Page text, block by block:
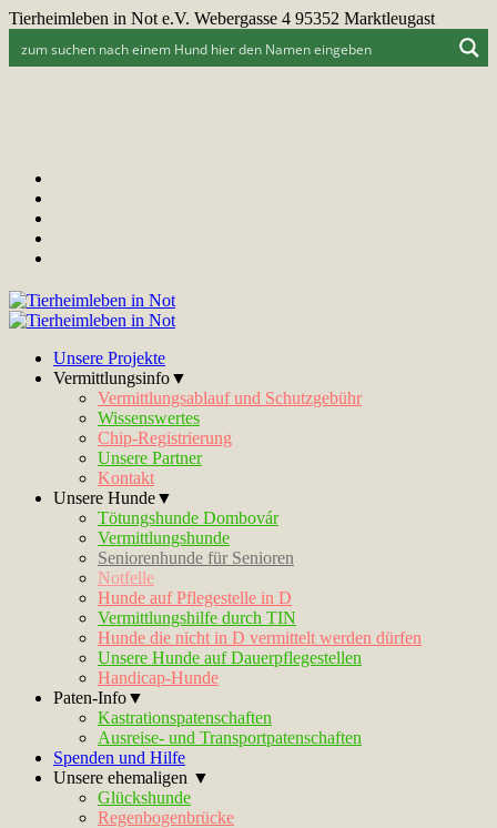
Tierheimleben in Not e.V. Webergasse 4 95352 Marktleugast
Unsere Projekte
Vermittlungsinfo▼
Vermittlungsablauf und Schutzgebühr
Wissenswertes
Chip-Registrierung
Unsere Partner
Kontakt
Unsere Hunde▼
Tötungshunde Dombovár
Vermittlungshunde
Seniorenhunde für Senioren
Notfelle
Hunde auf Pflegestelle in D
Vermittlungshilfe durch TIN
Hunde die nicht in D vermittelt werden dürfen
Unsere Hunde auf Dauerpflegestellen
Handicap-Hunde
Paten-Info▼
Kastrationspatenschaften
Ausreise- und Transportpatenschaften
Spenden und Hilfe
Unsere ehemaligen ▼
Glückshunde
Regenbogenbrücke